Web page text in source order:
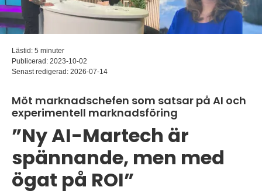
Lästid: 5 minuter
Publicerad: 2023-10-02
Senast redigerad: 2026-07-14
Möt marknadschefen som satsar på AI och
experimentell marknadsföring
”Ny AI-Martech är
spännande, men med
ögat på ROI”